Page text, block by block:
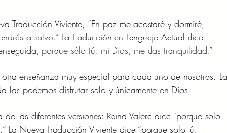
Traducción Viviente, “En paz me acostaré y dormiré,
a salvo.” La Traducción en Lenguaje Actual dice
porque sólo tú, mi Dios, me das tranquilidad.”
enseñanza muy especial para cada uno de nosotros. La
las podemos disfrutar solo y únicamente en Dios.
las diferentes versiones: Reina Valera dice “porque solo
La Nueva Traducción Viviente dice “porque solo tú,